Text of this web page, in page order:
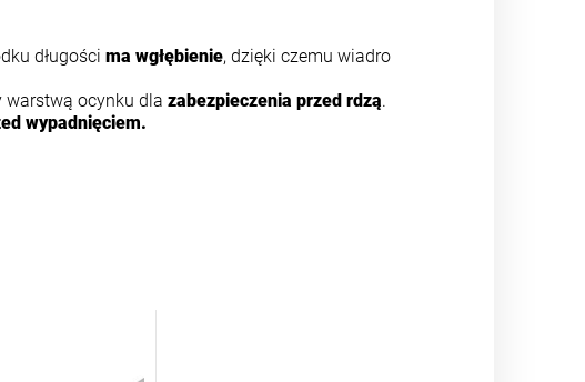
długości ma wgłębienie, dzięki czemu wiadro
ocynku dla zabezpieczenia przed rdzą.
wypadnięciem.